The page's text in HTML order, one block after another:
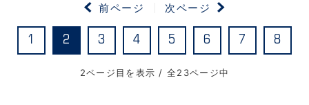
2ページ目を表示 / 全23ページ中
前ページ
1 2 3 4 5 6 7 8
次ページ